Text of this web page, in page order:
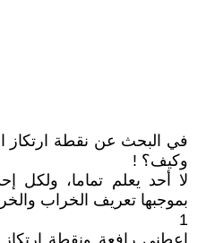
في البحث عن نقطة ارتكاز
وكيف؟ !
لا أحد يعلم تماما، ولكل
بموجبها تعريف الخراب
1